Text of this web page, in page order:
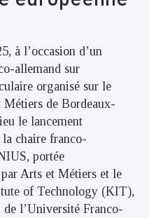
à l’occasion d’un
allemand sur
organisé sur le
Métiers de Bordeaux-
le lancement
chaire franco-
portée
Arts et Métiers et le
of Technology (KIT),
de l’Université Franco-